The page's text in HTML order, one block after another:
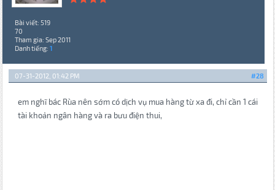
Bài viết: 519
70
Tham gia: Sep 2011
Danh tiếng: 1
#28
07-31-2012, 01:42 PM
em nghĩ bác Rùa nên sớm có dịch vụ mua hàng từ xa đi, chỉ cần 1 cái
tài khoản ngân hàng và ra bưu điện thui,